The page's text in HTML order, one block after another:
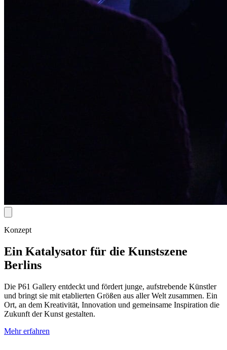
Konzept
Ein Katalysator für die Kunstszene
Berlins
Die P61 Gallery entdeckt und fördert junge, aufstrebende Künstler
und bringt sie mit etablierten Größen aus aller Welt zusammen. Ein
Ort, an dem Kreativität, Innovation und gemeinsame Inspiration die
Zukunft der Kunst gestalten.
Mehr erfahren